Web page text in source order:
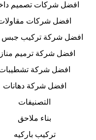
افضل شركات تصميم
افضل شركات
افضل شركة تركيب جبس
افضل شركة ترميم
افضل شركة
افضل شركة دهانات
التصنيفات
بناء ملاحق
تركيب باركيه